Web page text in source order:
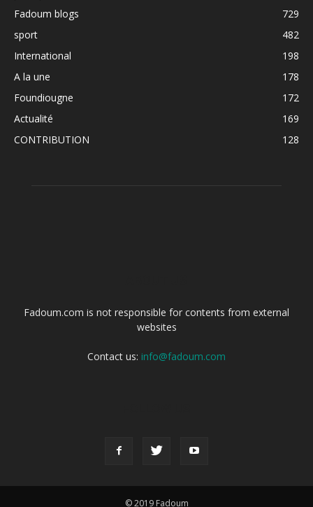
Fadoum blogs
729
sport
482
International
198
A la une
178
Foundiougne
172
Actualité
169
CONTRIBUTION
128
Fadoum.com is not responsible for contents from external
websites
Contact us: info@fadoum.com
© 2019 Fadoum